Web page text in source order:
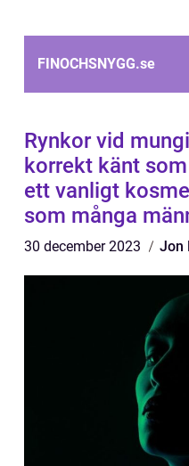
FINOCHSNYGG.se
Rynkor vid
korrekt känt
ett vanligt
som många
30 december 2023 Jon